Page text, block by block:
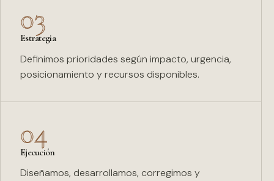
03
Estrategia
Definimos prioridades según impacto, urgencia,
posicionamiento y recursos disponibles.
04
Ejecución
Diseñamos, desarrollamos, corregimos y